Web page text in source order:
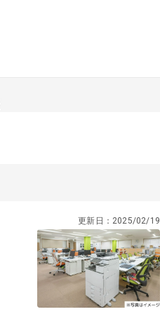
更新日： 2025/02/19